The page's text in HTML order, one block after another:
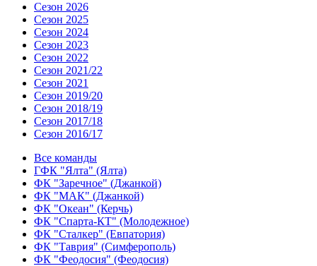
Сезон 2026
Сезон 2025
Сезон 2024
Сезон 2023
Сезон 2022
Сезон 2021/22
Сезон 2021
Сезон 2019/20
Сезон 2018/19
Сезон 2017/18
Сезон 2016/17
Все команды
ГФК "Ялта" (Ялта)
ФК "Заречное" (Джанкой)
ФК "МАК" (Джанкой)
ФК "Океан" (Керчь)
ФК "Спарта-КТ" (Молодежное)
ФК "Сталкер" (Евпатория)
ФК "Таврия" (Симферополь)
ФК "Феодосия" (Феодосия)